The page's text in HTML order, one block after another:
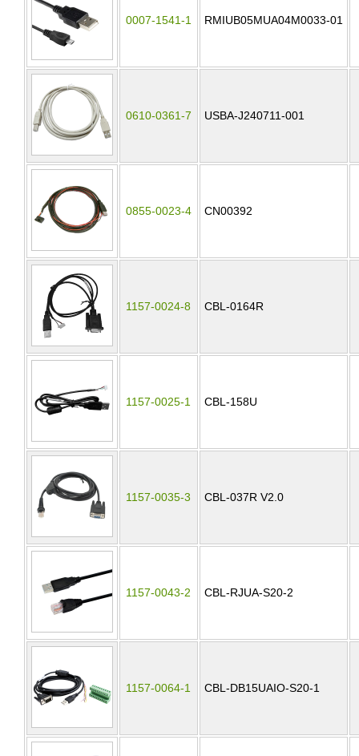
0007-1541-1 RMIUB05MUA04M0033-01
0610-0361-7 USBA-J240711-001
0855-0023-4 CN00392
1157-0024-8 CBL-0164R
1157-0025-1 CBL-158U
1157-0035-3 CBL-037R V2.0
1157-0043-2 CBL-RJUA-S20-2
1157-0064-1 CBL-DB15UAIO-S20-1